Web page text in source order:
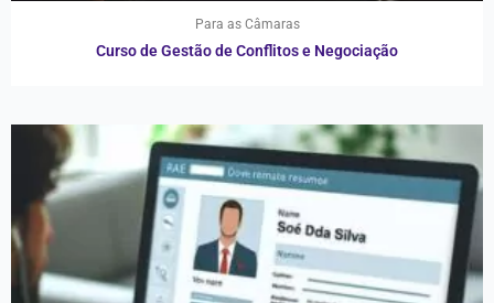
Para as Câmaras
Curso de Gestão de Conflitos e Negociação